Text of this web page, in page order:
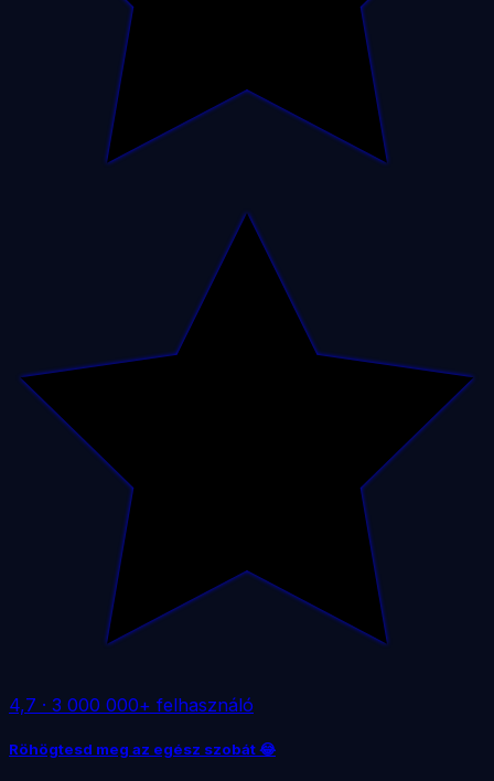
4,7 · 3 000 000+ felhasználó
Röhögtesd meg az egész szobát 😂